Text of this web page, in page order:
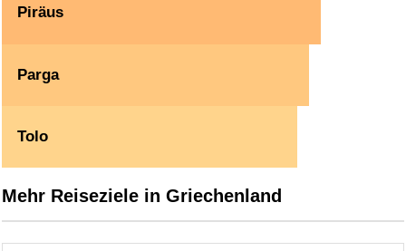
Piräus
Parga
Tolo
Mehr Reiseziele in Griechenland